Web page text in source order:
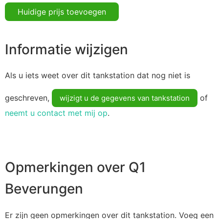
Huidige prijs toevoegen
Informatie wijzigen
Als u iets weet over dit tankstation dat nog niet is
geschreven, wijzigt u de gegevens van tankstation
of
neemt u contact met mij op.
Opmerkingen over Q1
Beverungen
Er zijn geen opmerkingen over dit tankstation. Voeg een